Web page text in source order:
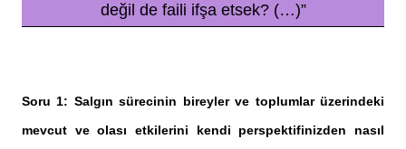
değil de faili ifşa etsek? (…)”
Soru 1: Salgın sürecinin bireyler ve toplumlar üzerindeki
mevcut ve olası etkilerini kendi perspektifinizden nasıl